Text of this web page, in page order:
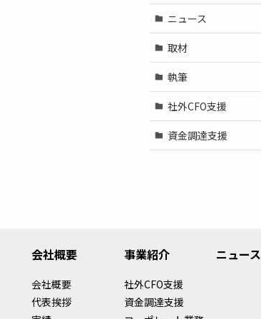
ニュース
取材
執筆
社外CFO支援
資金調達支援
会社概要
会社概要
代表挨拶
事業紹介
社外CFO支援
資金調達支援
ニュース